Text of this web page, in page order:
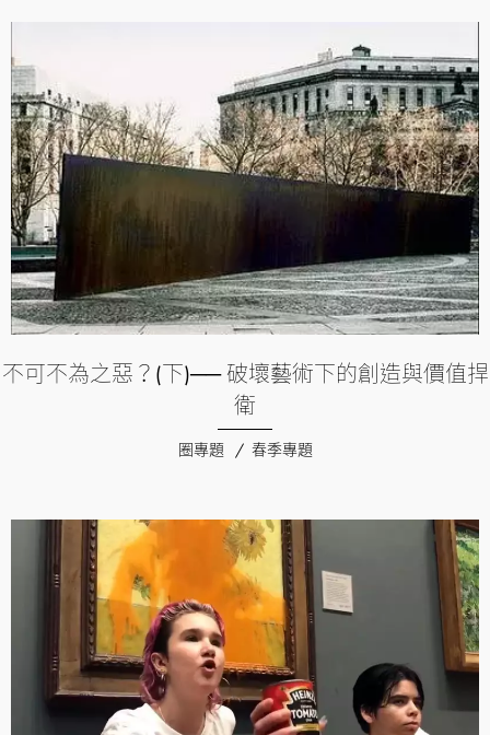
不可不為之惡？(下)── 破壞藝術下的創造與價值捍
衛
圈專題 春季專題